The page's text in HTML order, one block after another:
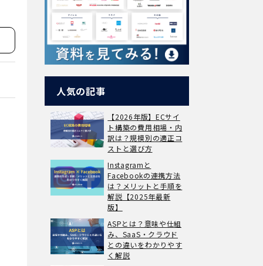
パートナープログラムはこちら
人気の記事
【2026年版】ECサイ
ト構築の費用相場・内
訳は？規模別の適正コ
ストと選び方
Instagramと
Facebookの連携方法
は？メリットと手順を
解説【2025年最新
版】
ASPとは？意味や仕組
み、SaaS・クラウド
との違いをわかりやす
く解説